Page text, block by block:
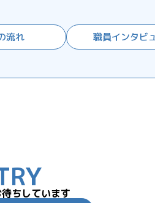
流れ 職員インタビ
ちしています